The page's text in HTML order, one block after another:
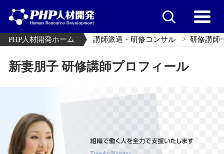
PHP人材開発ホーム 講師派遣・研修コンサル 研修講師
新妻朋子 研修講師プロフィール